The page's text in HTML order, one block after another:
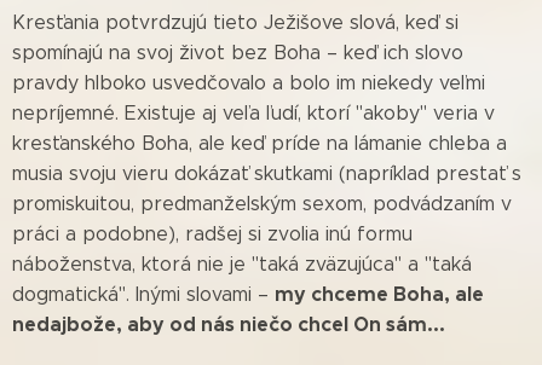
Kresťania potvrdzujú tieto Ježišove slová, keď si
spomínajú na svoj život bez Boha – keď ich slovo
pravdy hlboko usvedčovalo a bolo im niekedy veľmi
nepríjemné. Existuje aj veľa ľudí, ktorí "akoby" veria v
kresťanského Boha, ale keď príde na lámanie chleba a
musia svoju vieru dokázať skutkami (napríklad prestať s
promiskuitou, predmanželským sexom, podvádzaním v
práci a podobne), radšej si zvolia inú formu
náboženstva, ktorá nie je "taká zväzujúca" a "taká
dogmatická". Inými slovami – my chceme Boha, ale
nedajbože, aby od nás niečo chcel On sám...